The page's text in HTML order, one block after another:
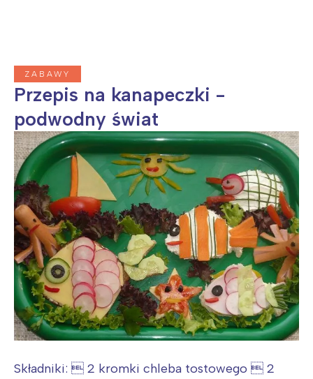
ZABAWY
Przepis na kanapeczki -
podwodny świat
Składniki:  2 kromki chleba tostowego  2
Interesują mnie wydarzenia z
tego regionu:
Warszawa
Łódź
Trójmiasto
Poznań
Wrocław
Śląsk
Kraków
Południe
Północ
Wszystkie
Wybieram